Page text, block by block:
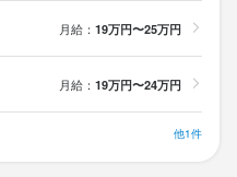
月給： 19万円〜25万円
月給： 19万円〜24万円
他1件